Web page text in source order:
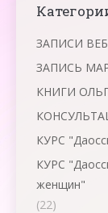
ЗАПИСИ
ЗАПИСЬ
КНИГИ
КУРС
КУРС
женщин"
(22)